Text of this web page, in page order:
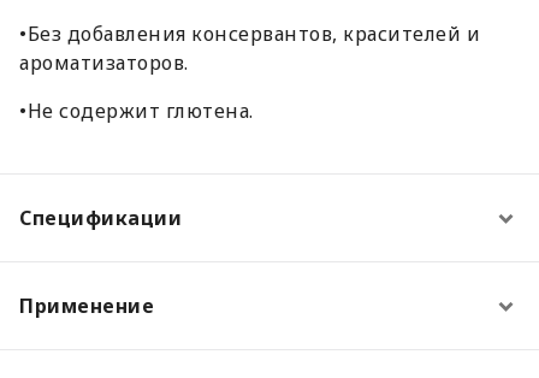
•Без добавления консервантов, красителей и
ароматизаторов.
•Не содержит глютена.
Спецификации
Применение